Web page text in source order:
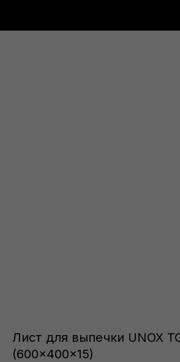
Лист для выпечки UNOX
(600x400x15)